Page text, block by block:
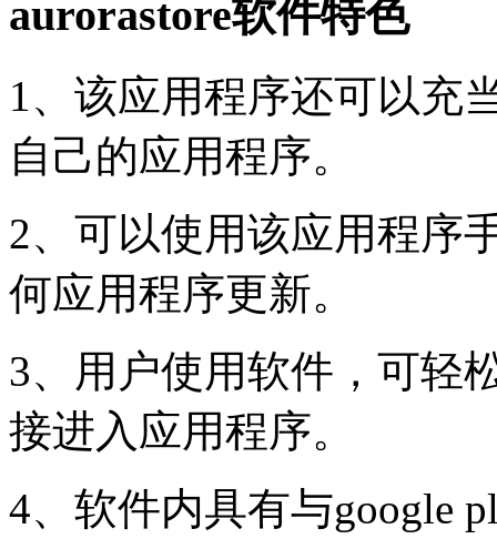
aurorastore软件特色
1、该应用程序还可以充
自己的应用程序。
2、可以使用该应用程序
何应用程序更新。
3、用户使用软件，可轻
接进入应用程序。
4、软件内具有与google